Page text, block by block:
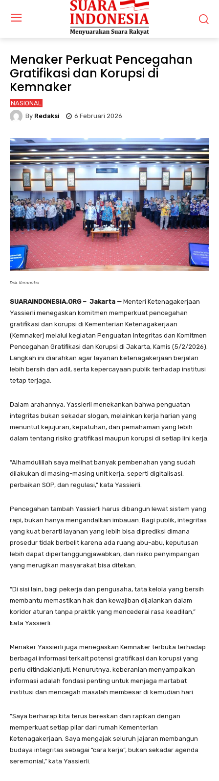
Menaker Perkuat Pencegahan
Gratifikasi dan Korupsi di
Kemnaker
NASIONAL
By Redaksi 6 Februari 2026
Dok. Kemnaker
SUARAINDONESIA.ORG – Jakarta — Menteri Ketenagakerjaan
Yassierli menegaskan komitmen memperkuat pencegahan
gratifikasi dan korupsi di Kementerian Ketenagakerjaan
(Kemnaker) melalui kegiatan Penguatan Integritas dan Komitmen
Pencegahan Gratifikasi dan Korupsi di Jakarta, Kamis (5/2/2026).
Langkah ini diarahkan agar layanan ketenagakerjaan berjalan
lebih bersih dan adil, serta kepercayaan publik terhadap institusi
tetap terjaga.
Dalam arahannya, Yassierli menekankan bahwa penguatan
integritas bukan sekadar slogan, melainkan kerja harian yang
menuntut kejujuran, kepatuhan, dan pemahaman yang lebih
dalam tentang risiko gratifikasi maupun korupsi di setiap lini kerja.
“Alhamdulillah saya melihat banyak pembenahan yang sudah
dilakukan di masing-masing unit kerja, seperti digitalisasi,
perbaikan SOP, dan regulasi,” kata Yassierli.
Pencegahan tambah Yassierli harus dibangun lewat sistem yang
rapi, bukan hanya mengandalkan imbauan. Bagi publik, integritas
yang kuat berarti layanan yang lebih bisa diprediksi dimana
prosedur tidak berbelit karena ada ruang abu-abu, keputusan
lebih dapat dipertanggungjawabkan, dan risiko penyimpangan
yang merugikan masyarakat bisa ditekan.
“Di sisi lain, bagi pekerja dan pengusaha, tata kelola yang bersih
membantu memastikan hak dan kewajiban dijalankan dalam
koridor aturan tanpa praktik yang mencederai rasa keadilan,”
kata Yassierli.
Menaker Yassierli juga menegaskan Kemnaker terbuka terhadap
berbagai informasi terkait potensi gratifikasi dan korupsi yang
perlu ditindaklanjuti. Menurutnya, keberanian menyampaikan
informasi adalah fondasi penting untuk menjaga martabat
institusi dan mencegah masalah membesar di kemudian hari.
“Saya berharap kita terus bereskan dan rapikan dengan
memperkuat setiap pilar dari rumah Kementerian
Ketenagakerjaan. Saya mengajak seluruh jajaran membangun
budaya integritas sebagai “cara kerja”, bukan sekadar agenda
seremonial,” kata Yassierli.